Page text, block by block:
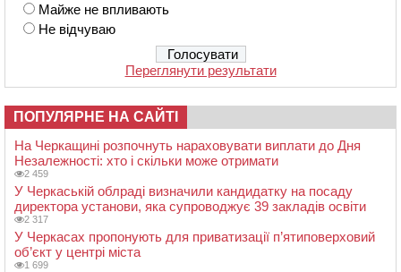
Майже не впливають
Не відчуваю
Переглянути результати
ПОПУЛЯРНЕ НА САЙТІ
На Черкащині розпочнуть нараховувати виплати до Дня
Незалежності: хто і скільки може отримати
2 459
У Черкаській облраді визначили кандидатку на посаду
директора установи, яка супроводжує 39 закладів освіти
2 317
У Черкасах пропонують для приватизації п’ятиповерховий
об’єкт у центрі міста
1 699